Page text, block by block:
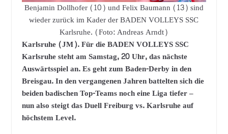
Benjamin Dollhofer (10) und Felix Baumann (13) sind
wieder zurück im Kader der BADEN VOLLEYS SSC
Karlsruhe. (Foto: Andreas Arndt)
Karlsruhe (JM). Für die BADEN VOLLEYS SSC
Karlsruhe steht am Samstag, 20 Uhr, das nächste
Auswärtsspiel an. Es geht zum Baden-Derby in den
Breisgau. In den vergangenen Jahren battelten sich die
beiden badischen Top-Teams noch eine Liga tiefer –
nun also steigt das Duell Freiburg vs. Karlsruhe auf
höchstem Level.